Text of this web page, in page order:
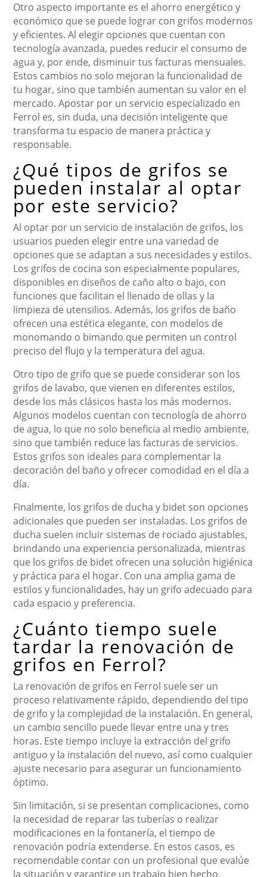
Otro aspecto importante es el ahorro energético y
económico que se puede lograr con grifos modernos
y eficientes. Al elegir opciones que cuentan con
tecnología avanzada, puedes reducir el consumo de
agua y, por ende, disminuir tus facturas mensuales.
Estos cambios no solo mejoran la funcionalidad de
tu hogar, sino que también aumentan su valor en el
mercado. Apostar por un servicio especializado en
Ferrol es, sin duda, una decisión inteligente que
transforma tu espacio de manera práctica y
responsable.
¿Qué tipos de grifos se
pueden instalar al optar
por este servicio?
Al optar por un servicio de instalación de grifos, los
usuarios pueden elegir entre una variedad de
opciones que se adaptan a sus necesidades y estilos.
Los grifos de cocina son especialmente populares,
disponibles en diseños de caño alto o bajo, con
funciones que facilitan el llenado de ollas y la
limpieza de utensilios. Además, los grifos de baño
ofrecen una estética elegante, con modelos de
monomando o bimando que permiten un control
preciso del flujo y la temperatura del agua.
Otro tipo de grifo que se puede considerar son los
grifos de lavabo, que vienen en diferentes estilos,
desde los más clásicos hasta los más modernos.
Algunos modelos cuentan con tecnología de ahorro
de agua, lo que no solo beneficia al medio ambiente,
sino que también reduce las facturas de servicios.
Estos grifos son ideales para complementar la
decoración del baño y ofrecer comodidad en el día a
día.
Finalmente, los grifos de ducha y bidet son opciones
adicionales que pueden ser instaladas. Los grifos de
ducha suelen incluir sistemas de rociado ajustables,
brindando una experiencia personalizada, mientras
que los grifos de bidet ofrecen una solución higiénica
y práctica para el hogar. Con una amplia gama de
estilos y funcionalidades, hay un grifo adecuado para
cada espacio y preferencia.
¿Cuánto tiempo suele
tardar la renovación de
grifos en Ferrol?
La renovación de grifos en Ferrol suele ser un
proceso relativamente rápido, dependiendo del tipo
de grifo y la complejidad de la instalación. En general,
un cambio sencillo puede llevar entre una y tres
horas. Este tiempo incluye la extracción del grifo
antiguo y la instalación del nuevo, así como cualquier
ajuste necesario para asegurar un funcionamiento
óptimo.
Sin limitación, si se presentan complicaciones, como
la necesidad de reparar las tuberías o realizar
modificaciones en la fontanería, el tiempo de
renovación podría extenderse. En estos casos, es
recomendable contar con un profesional que evalúe
la situación y garantice un trabajo bien hecho,